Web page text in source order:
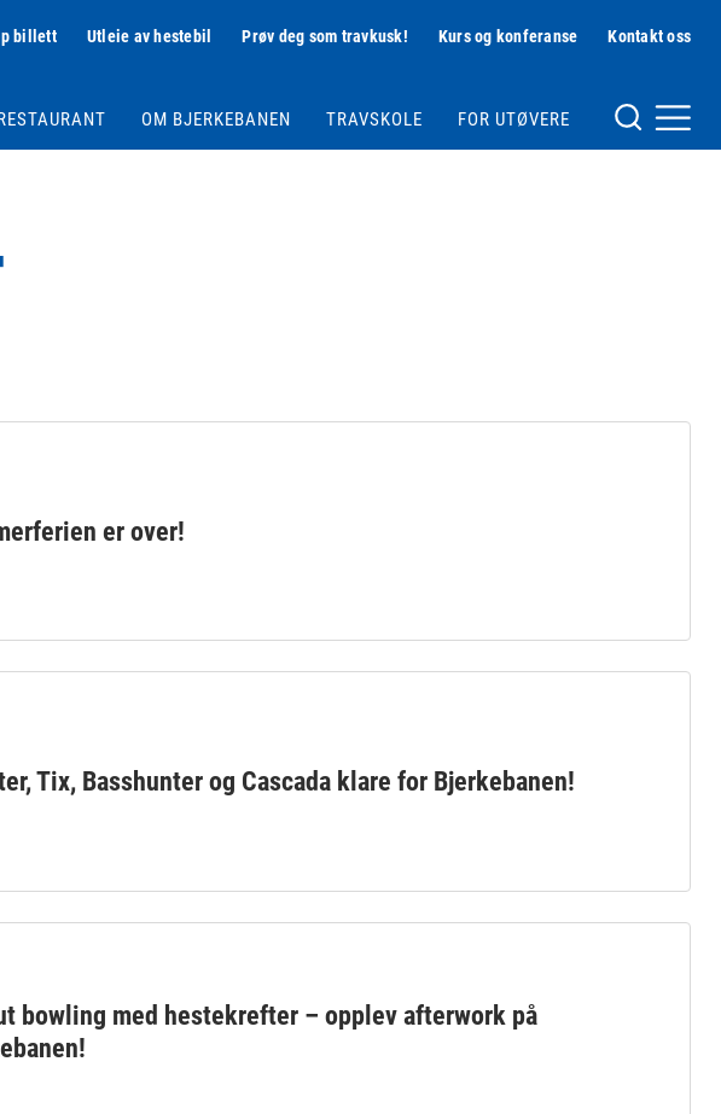
billett Utleie av hestebil Prøv deg som travkusk! Kurs og konferanse Kontakt oss
OM BJERKEBANEN TRAVSKOLE FOR UTØVERE
er over!
Tix, Basshunter og Cascada klare for Bjerkebanen!
bowling med hestekrefter – opplev afterwork på